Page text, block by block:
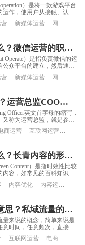
）是将一款游戏平台
作，使用户从接触、认
种操作、最......
营 新媒体运营 网络运营
微信运营是指什么？微信运营的职责、工作内容及能力要求
Operate）是指负责微信的运
公众平台的建立，然后通过
营过程，前......
营 新媒体运营 网络运营
COO是什么意思？运营总监COO的职责、工作内容及能力要求
Officer英文首字母的缩写，
称为运营总监，就是参与
商运营 互联网运营
长青内容是指什么？长青内容的形式、优点、运营策略及创造注意事项
Content）是指时效性比较
内容，如常见的百科知识、
被大众......
内容优化 内容运营
私域流量是什么意思？私域流量的特点、运营模式及导流方式
量来说的概念，简单来说是
时间，任意频次，直接触
媒体、用户群、微信号等，
互联网运营 电商运营